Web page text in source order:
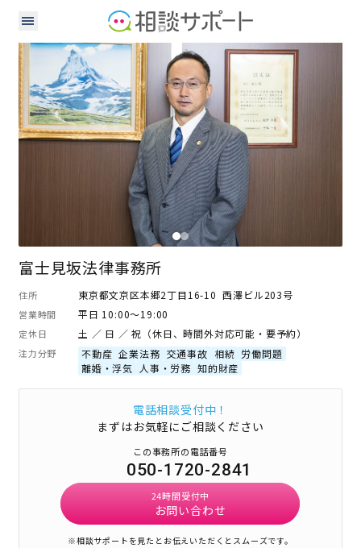
富士見坂法律事務所
住所 東京都文京区本郷2丁目16-10 西澤ビル203号
営業時間 平日 10:00～19:00
定休日 土 ／ 日 ／ 祝（休日、時間外対応可能・要予約）
注力分野 不動産 企業法務 交通事故 相続 労働問題
離婚・浮気 人事・労務 知的財産
電話相談受付中！
まずはお気軽にご相談ください
この事務所の電話番号
050-1720-2841
24時間受付中
お問い合わせ
※相談サポートを見たとお伝えいただくとスムーズです。